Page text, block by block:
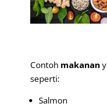
Contoh makanan
seperti:
Salmon